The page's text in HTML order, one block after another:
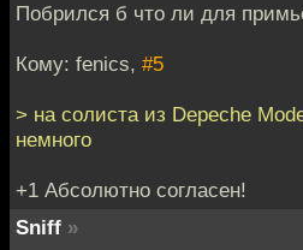
Побрился б что ли для
Кому: fenics, #5
> на солиста из Depeche
немного
+1 Абсолютно согласен!
Sniff »